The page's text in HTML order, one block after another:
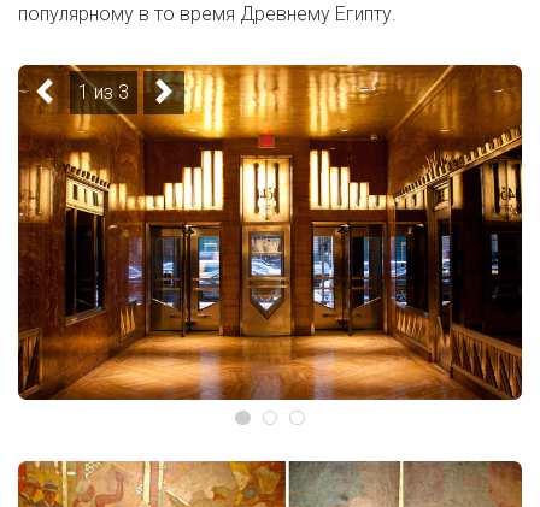
популярному в то время Древнему Египту.
1 из 3